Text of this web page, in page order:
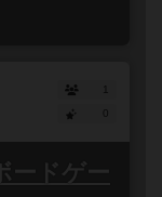
1
ードゲー